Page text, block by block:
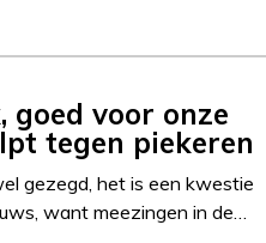
goed voor onze
tegen piekeren
gezegd, het is een kwestie
want meezingen in de…